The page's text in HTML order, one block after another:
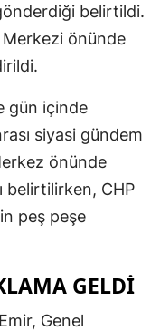
belirtildi.
Merkezi önünde
gün içinde
siyasi gündem
önünde
belirtilirken, CHP
peş peşe
GELDI
Genel